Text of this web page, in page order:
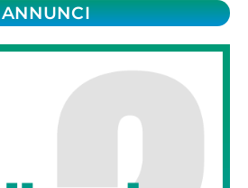
ANNUNCI